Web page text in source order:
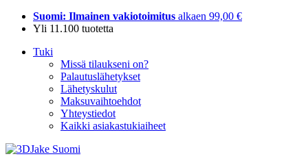
Suomi: Ilmainen vakiotoimitus alkaen 99,00 €
Yli 11.100 tuotetta
Tuki
Missä tilaukseni on?
Palautuslähetykset
Lähetyskulut
Maksuvaihtoehdot
Yhteystiedot
Kaikki asiakastukiaiheet